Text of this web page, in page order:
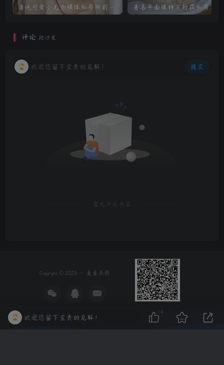
清纯可爱小尤奈裸体私房照前凸后翘迷人 著名平面模特方舒霖私房写真
评论 抢沙发
欢迎您留下宝贵的见解！ 提交
暂无评论内容
Copyright © 2023 · 羞羞美图
扫码加QQ群
欢迎您留下宝贵的见解！
14